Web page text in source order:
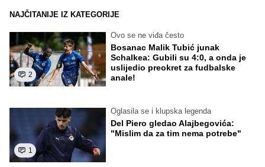
NAJČITANIJE IZ KATEGORIJE
2
Ovo se ne viđa često
Bosanac Malik Tubić junak
Schalkea: Gubili su 4:0, a onda je
uslijedio preokret za fudbalske
anale!
1
Oglasila se i klupska legenda
Del Piero gledao Alajbegovića:
"Mislim da za tim nema potrebe"